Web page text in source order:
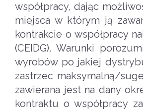
współpracy, dając
miejsca w którym ją
kontrakcie o współpracy
(CEIDG). Warunki
wyrobów po jakiej
zastrzec maksymalną/
zawierana jest na dany
kontraktu o współpracy